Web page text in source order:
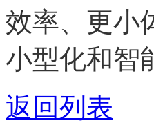
效率、更小
小型化和智
返回列表